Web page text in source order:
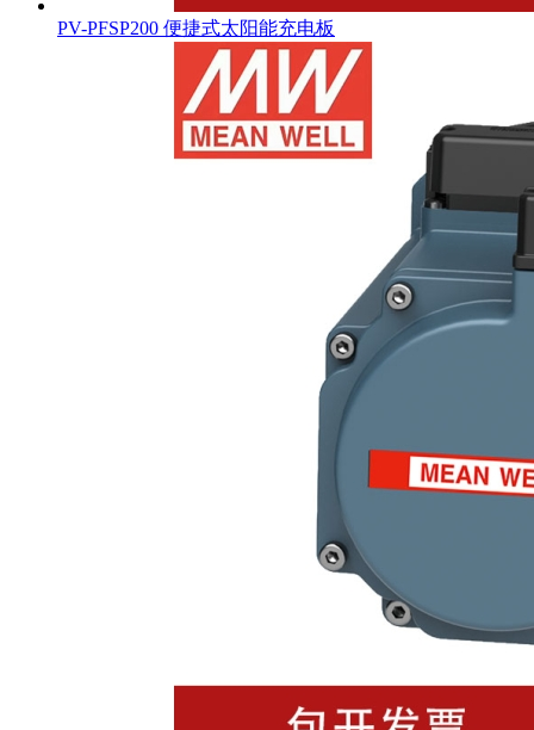
PV-PFSP200 便捷式太阳能充电板